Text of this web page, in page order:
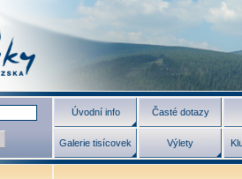
Úvodní info Časté dotazy
Galerie tisícovek Výlety